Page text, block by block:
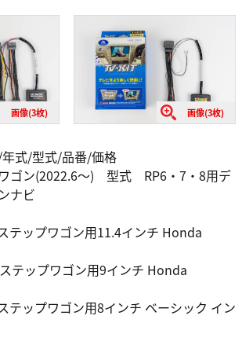
画像(3枚) 画像(3枚)
式/型式/品番/価格
ゴン(2022.6～) 型式 RP6・7・8用デ
ナビ
テップワゴン用11.4インチ Honda
テップワゴン用9インチ Honda
テップワゴン用8インチ ベーシック イン